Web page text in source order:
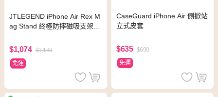
JTLEGEND iPhone Air Rex M
ag Stand 終極防摔磁吸支架殼
$1,074 $1,180
免運
CaseGuard iPhone Air 側掀站
立式皮套
$635 $690
免運